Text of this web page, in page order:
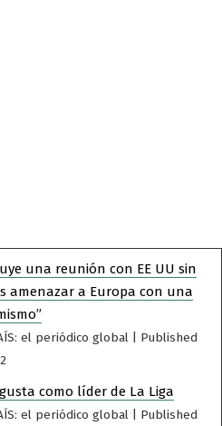
una reunión con EE UU sin
amenazar a Europa con una
el periódico global
Published
como líder de La Liga
el periódico global
Published